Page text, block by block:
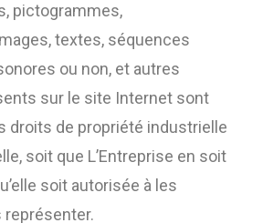
pictogrammes,
textes, séquences
ou non, et autres
sur le site Internet sont
droits de propriété industrielle
soit que L’Entreprise en soit
soit autorisée à les
représenter.